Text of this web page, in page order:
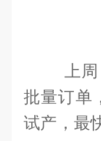
上周，
批量订单
试产，最